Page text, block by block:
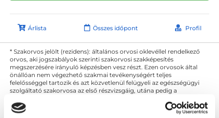
Árlista Összes időpont Profil
* Szakorvos jelölt (rezidens): általános orvosi oklevéllel rendelkező
orvos, aki jogszabályok szerinti szakorvosi szakképesítés
megszerzésére irányuló képzésben vesz részt. Ezen orvosok által
önállóan nem végezhető szakmai tevékenységért teljes
felelősséggel tartozik és azt közvetlenül felügyeli az egészségügyi
szolgáltató szakorvosa az első részvizsgáig, utána pedig a
felelősségét kizárja esetleges névazonosságért bármely szakorvos
és szakorvosjelölt esetén.